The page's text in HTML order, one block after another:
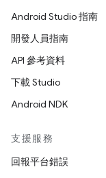
Android Studio 指南
開發人員指南
API 參考資料
下載 Studio
Android NDK
支援服務
回報平台錯誤